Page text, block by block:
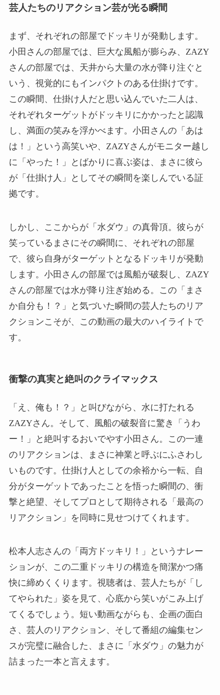
芸人たちのリアクション芸が光る瞬間
まず、それぞれの部屋でドッキリが発動します。
小田さんの部屋では、巨大な風船が膨らみ、ZAZY
さんの部屋では、天井から大量の水が降り注ぐと
いう、視覚的にもインパクトのある仕掛けです。
この瞬間、仕掛け人だと思い込んでいた二人は、
それぞれターゲットがドッキリにかかったと認識
し、満面の笑みを浮かべます。小田さんの「あは
は！」という高笑いや、ZAZYさんがモニター越し
に「やった！」とばかりに喜ぶ姿は、まさに彼ら
が「仕掛け人」としてその瞬間を楽しんでいる証
拠です。
しかし、ここからが「水ダウ」の真骨頂。彼らが
笑っているまさにその瞬間に、それぞれの部屋
で、彼ら自身がターゲットとなるドッキリが発動
します。小田さんの部屋では風船が破裂し、ZAZY
さんの部屋では水が降り注ぎ始める。この「まさ
か自分も！？」と気づいた瞬間の芸人たちのリア
クションこそが、この動画の最大のハイライトで
す。
衝撃の真実と絶叫のクライマックス
「え、俺も！？」と叫びながら、水に打たれる
ZAZYさん。そして、風船の破裂音に驚き「うわ
ー！」と絶叫するおいでやす小田さん。この一連
のリアクションは、まさに神業と呼ぶにふさわし
いものです。仕掛け人としての余裕から一転、自
分がターゲットであったことを悟った瞬間の、衝
撃と絶望、そしてプロとして期待される「最高の
リアクション」を同時に見せつけてくれます。
松本人志さんの「両方ドッキリ！」というナレー
ションが、この二重ドッキリの構造を簡潔かつ痛
快に締めくくります。視聴者は、芸人たちが「し
てやられた」姿を見て、心底から笑いがこみ上げ
てくるでしょう。短い動画ながらも、企画の面白
さ、芸人のリアクション、そして番組の編集セン
スが完璧に融合した、まさに「水ダウ」の魅力が
詰まった一本と言えます。